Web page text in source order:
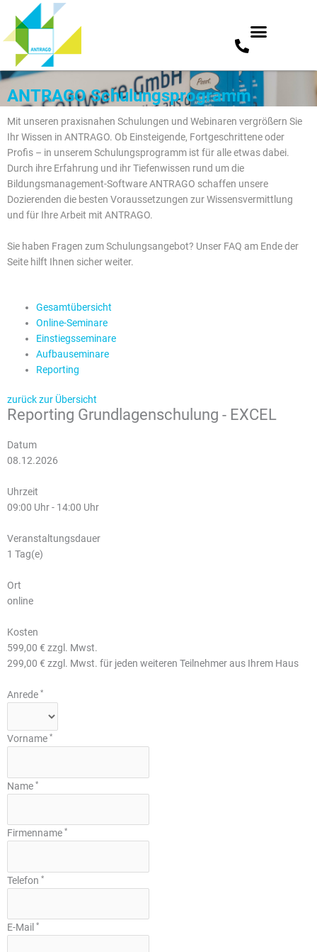
Zum
Inhalt
springen
ANTRAGO Schulungsprogramm
Mit unseren praxisnahen Schulungen und Webinaren vergrößern Sie
Ihr Wissen in ANTRAGO. Ob Einsteigende, Fortgeschrittene oder
Profis – in unserem Schulungsprogramm ist für alle etwas dabei.
Durch ihre Erfahrung und ihr Tiefenwissen rund um die
Bildungsmanagement-Software ANTRAGO schaffen unsere
Dozierenden die besten Voraussetzungen zur Wissensvermittlung
und für Ihre Arbeit mit ANTRAGO.
Sie haben Fragen zum Schulungsangebot? Unser FAQ am Ende der
Seite hilft Ihnen sicher weiter.
Gesamtübersicht
Online-Seminare
Einstiegsseminare
Aufbauseminare
Reporting
zurück zur Übersicht
Reporting Grundlagenschulung - EXCEL
Datum
08.12.2026
Uhrzeit
09:00 Uhr - 14:00 Uhr
Veranstaltungsdauer
1 Tag(e)
Ort
online
Kosten
599,00 € zzgl. Mwst.
299,00 € zzgl. Mwst. für jeden weiteren Teilnehmer aus Ihrem Haus
Anrede *
Vorname *
Name *
Firmenname *
Telefon *
E-Mail *